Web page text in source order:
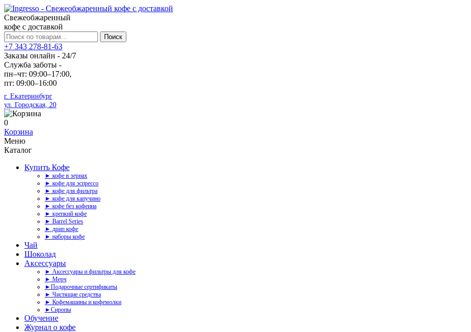
Свежеобжаренный
кофе с доставкой
Искать:
Поиск
+7 343 278-81-63
Заказы онлайн - 24/7
Служба заботы -
пн–чт: 09:00–17:00,
пт: 09:00–16:00
г. Екатеринбург
ул. Городская, 20
0
Корзина
Меню
Каталог
Купить Кофе
► кофе в зернах
► кофе для эспрессо
► кофе для фильтра
► кофе для капучино
► кофе без кофеина
► крепкий кофе
► Barrel Series
► дрип кофе
► наборы кофе
Чай
Шоколад
Аксессуары
► Аксессуары и фильтры для кофе
► Мерч
►Подарочные сертификаты
► Чистящие средства
► Кофемашины и кофемолки
►Сиропы
Обучение
Журнал о кофе